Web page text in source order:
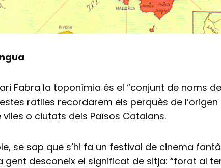
Fabra la toponímia és el “conjunt de noms
ratlles recordarem els perquès de l’origen
viles o ciutats dels Països Catalans.
se sap que s’hi fa un festival de cinema
desconeix el significat de sitja: “forat al